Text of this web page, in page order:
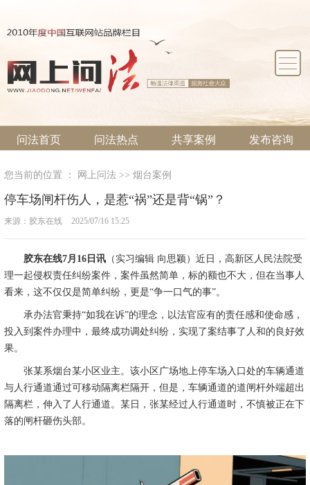
问法首页 问法热点 共享案例
发布咨询
爱心律师
司法动态
您当前的位置 ： 网上问法 >> 烟台案例
停车场闸杆伤人，是惹“祸”还是背“锅”？
来源：胶东在线 2025/07/16 15:25
胶东在线7月16日讯 （实习编辑 向思颖）近日，高新区人民法院受
理一起侵权责任纠纷案件，案件虽然简单，标的额也不大，但在当事人
看来，这不仅仅是简单纠纷，更是“争一口气的事”。
承办法官秉持“如我在诉”的理念，以法官应有的责任感和使命感，
投入到案件办理中，最终成功调处纠纷，实现了案结事了人和的良好效
果。
张某系烟台某小区业主。该小区广场地上停车场入口处的车辆通道
与人行通道通过可移动隔离栏隔开，但是，车辆通道的道闸杆外端超出
隔离栏，伸入了人行通道。某日，张某经过人行通道时，不慎被正在下
落的闸杆砸伤头部。